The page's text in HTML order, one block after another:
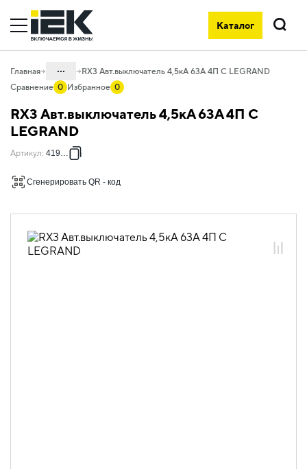
Каталог
Поиск
Главная ...
01. Модульное оборудование
01.05 Модульное оборудование
ДРУГИЕ СЕРИИ
01.05.01 Модульные автоматические
01.05.01.03 Модульные
01.05.01.03.01 Автоматические
RX3 Авт.выключатель 4,5кА 63А 4П C LEGRAND
Сравнение 0 Избранное 0
RX3 Авт.выключатель 4,5кА 63А 4П C
LEGRAND
Артикул: 419747
Сгенерировать QR - код